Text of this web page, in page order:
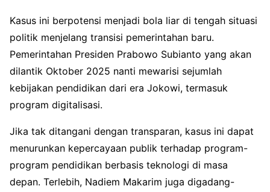
Kasus ini berpotensi menjadi bola liar di tengah situasi
politik menjelang transisi pemerintahan baru.
Pemerintahan Presiden Prabowo Subianto yang akan
dilantik Oktober 2025 nanti mewarisi sejumlah
kebijakan pendidikan dari era Jokowi, termasuk
program digitalisasi.
Jika tak ditangani dengan transparan, kasus ini dapat
menurunkan kepercayaan publik terhadap program-
program pendidikan berbasis teknologi di masa
depan. Terlebih, Nadiem Makarim juga digadang-